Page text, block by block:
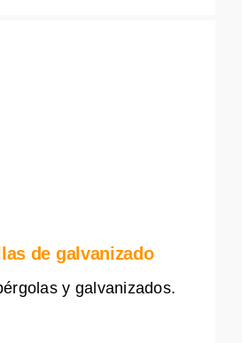
de galvanizado
y galvanizados.